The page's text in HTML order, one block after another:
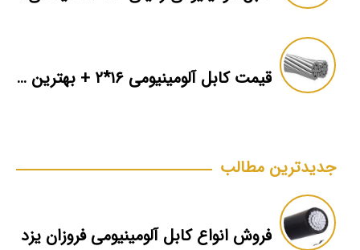
قیمت کابل آلومینیومی ۱۶*۲ + بهترین برند بازار + اطلاعات فنی
جدیدترین مطالب
فروش انواع کابل آلومینیومی فروزان یزد